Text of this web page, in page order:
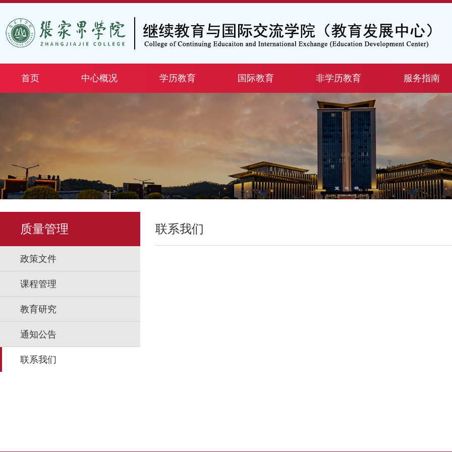
首页 中心概况 学历教育 国际教育 非学历教育 服务指南
质量管理
政策文件
课程管理
教育研究
通知公告
联系我们
联系我们